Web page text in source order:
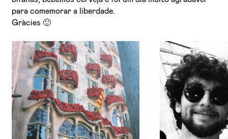
para comemorar a liberdade.
Gràcies 🙂